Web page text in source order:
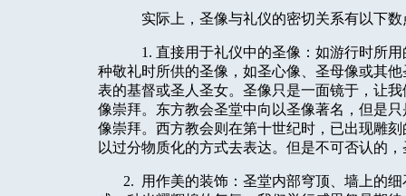
实际上，圣像与礼仪的密切关系有以下数
1. 直接用于礼仪中的圣像：如游行时所
种敬礼时所供的圣像，如圣心像、圣母像或其
表的基督或圣人圣女。圣像只是一面镜于，让
像崇拜。东方教会圣堂中向以圣像著名，但是
像崇拜。西方教会则在第十世纪时，已出现雕
以过分物质化的方式去表达。但是不可否认的
2.
用作美的装饰：圣堂内部穹顶、墙上的